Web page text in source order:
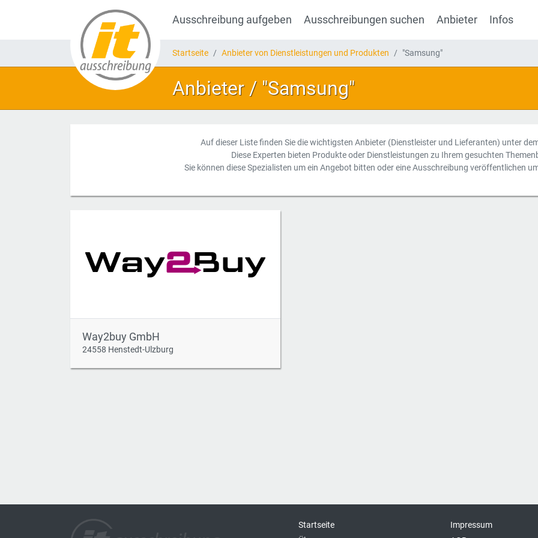
Ausschreibung aufgeben Ausschreibungen suchen Anbieter Infos
Startseite Anbieter von Dienstleistungen und Produkten "Samsung"
Anbieter / "Samsung"
Auf dieser Liste finden Sie die wichtigsten Anbieter (Dienstleister und Lieferanten) unter
Diese Experten bieten Produkte oder Dienstleistungen zu Ihrem gesuchten
Sie können diese Spezialisten um ein Angebot bitten oder eine Ausschreibung veröffentlichen
Way2buy GmbH
24558 Henstedt-Ulzburg
Startseite
Impressum